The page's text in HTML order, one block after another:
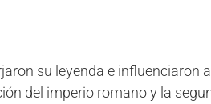
su leyenda e influenciaron
del imperio romano y la